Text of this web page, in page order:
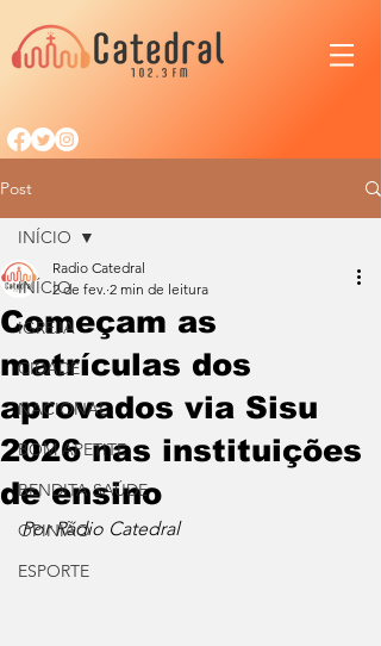
Post
INÍCIO
IGREJA
CIDADE
NACIONAL
BOM APETITE
BENDITA SAÚDE
OPINIÃO
ESPORTE
INÍCIO
Começam as
matrículas dos
aprovados via Sisu
2026 nas instituições
de ensino
Radio Catedral
2 de fev. 2 min de leitura
Por Rádio Catedral